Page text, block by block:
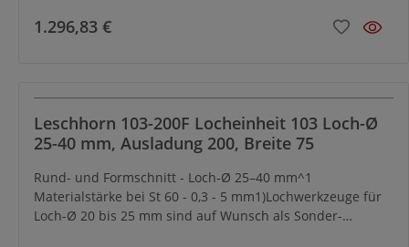
bestellensiehe Tabelle untenZubehör siehe Kapitel
Zubehör
1.296,83 €
Leschhorn 103-200F Locheinheit 103 Loch-Ø
25-40 mm, Ausladung 200, Breite 75
Rund- und Formschnitt - Loch-Ø 25–40 mm^1
Materialstärke bei St 60 - 0,3 - 5 mm1)Lochwerkzeuge für
Loch-Ø 20 bis 25 mm sind auf Wunsch als Sonder-